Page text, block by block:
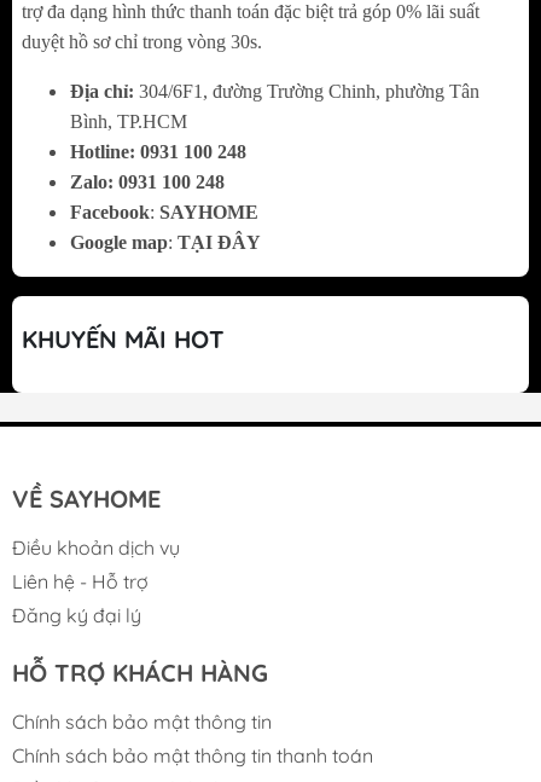
Lọc các chất thải, khí thải độc hại như CO,
khỏe cho cả gia đình.
lớn.
Là một vật dụng đồ dùng trang trí, giúp
không gian nhà bếp trở nên hiện đại và sang
trọng hơn.
bảo dưỡng đúng cách máy sẽ giảm hiệu suất
theo thời gian.
Bỏ hẳn một khoang tủ bếp nếu làm tủ.
Máy hút mùi cảm ứng mở thường cao hơn so
kính cong, máy hút mùi kiểu dáng cổ điển,
máy hút mùi âm tủ.
trợ đa dạng hình thức thanh toán đặc biệt trả góp 0% lãi suất
duyệt hồ sơ chỉ trong vòng 30s.
Địa chỉ: 304/6F1, đường Trường Chinh, phường Tân
Bình, TP.HCM
Hotline: 0931 100 248
Zalo: 0931 100 248
Facebook: SAYHOME
Google map: TẠI ĐÂY
KHUYẾN MÃI HOT
VỀ SAYHOME
Điều khoản dịch vụ
Liên hệ - Hỗ trợ
Đăng ký đại lý
HỖ TRỢ KHÁCH HÀNG
Chính sách bảo mật thông tin
Chính sách bảo mật thông tin thanh toán